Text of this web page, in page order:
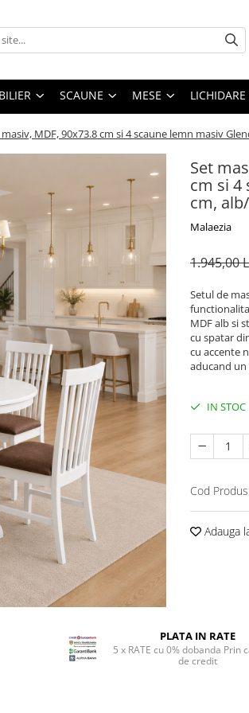
SCAUNE MESE
MDF, 90x73.8 cm si 4 scaune lemn masiv
Set
cm si 4
cm,
Malaezia
1.945,00
Setul de
MDF alb si
cu spatar
cu accente
aducand
IN STOC
Cod
Adauga
PLATA IN RATE
5 x RATE cu 0% dobanda Prin
de credit